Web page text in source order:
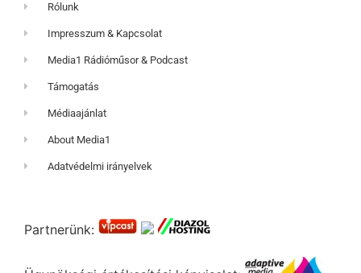
Rólunk
Impresszum & Kapcsolat
Media1 Rádióműsor & Podcast
Támogatás
Médiaajánlat
About Media1
Adatvédelmi irányelvek
Partnerünk: